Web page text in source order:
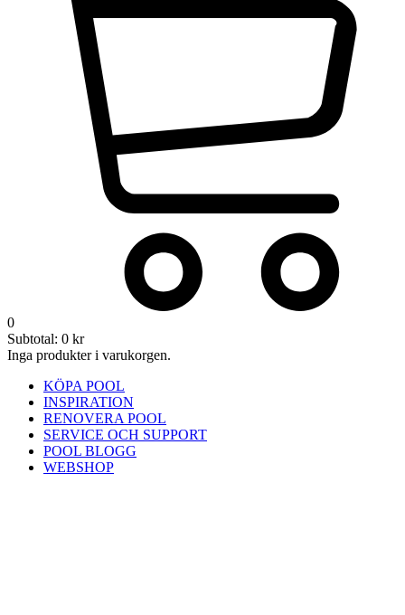
0
Subtotal: 0 kr
Inga produkter i varukorgen.
KÖPA POOL
INSPIRATION
RENOVERA POOL
SERVICE OCH SUPPORT
POOL BLOGG
WEBSHOP